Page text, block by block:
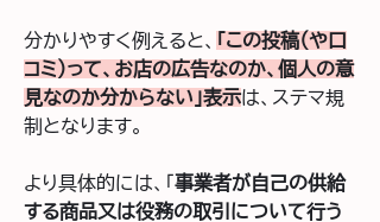
分かりやすく例えると、
「この投稿（や口
コミ）って、お店の広告なのか、個人の意
見なのか分からない」表示は、ステマ規
制となります。
より具体的には、「 事業者が自己の供給
する商品又は役務の取引について行う